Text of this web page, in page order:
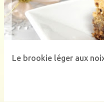
Le brookie léger aux